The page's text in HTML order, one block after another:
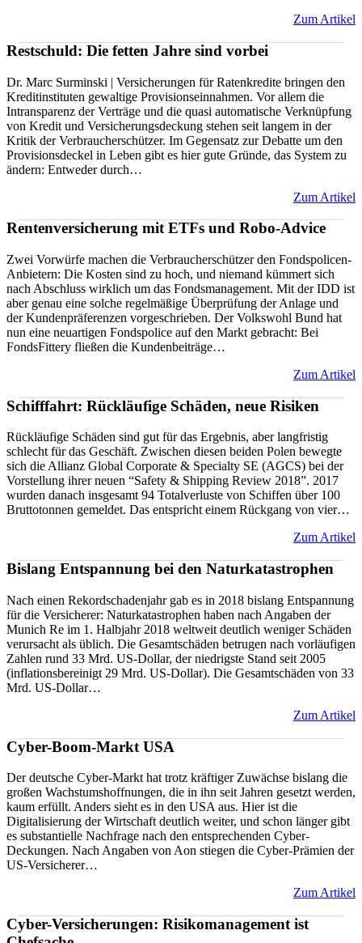
Zum Artikel
Restschuld: Die fetten Jahre sind vorbei
Dr. Marc Surminski | Versicherungen für Ratenkredite bringen den
Kreditinstituten gewaltige Provisionseinnahmen. Vor allem die
Intransparenz der Verträge und die quasi automatische Verknüpfung
von Kredit und Versicherungsdeckung stehen seit langem in der
Kritik der Verbraucherschützer. Im Gegensatz zur Debatte um den
Provisionsdeckel in Leben gibt es hier gute Gründe, das System zu
ändern: Entweder durch…
Zum Artikel
Rentenversicherung mit ETFs und Robo-Advice
Zwei Vorwürfe machen die Verbraucherschützer den Fondspolicen-
Anbietern: Die Kosten sind zu hoch, und niemand kümmert sich
nach Abschluss wirklich um das Fondsmanagement. Mit der IDD ist
aber genau eine solche regelmäßige Überprüfung der Anlage und
der Kundenpräferenzen vorgeschrieben. Der Volkswohl Bund hat
nun eine neuartigen Fondspolice auf den Markt gebracht: Bei
FondsFittery fließen die Kundenbeiträge…
Zum Artikel
Schifffahrt: Rückläufige Schäden, neue Risiken
Rückläufige Schäden sind gut für das Ergebnis, aber langfristig
schlecht für das Geschäft. Zwischen diesen beiden Polen bewegte
sich die Allianz Global Corporate & Specialty SE (AGCS) bei der
Vorstellung ihrer neuen “Safety & Shipping Review 2018”. 2017
wurden danach insgesamt 94 Totalverluste von Schiffen über 100
Bruttotonnen gemeldet. Das entspricht einem Rückgang von vier…
Zum Artikel
Bislang Entspannung bei den Naturkatastrophen
Nach einen Rekordschadenjahr gab es in 2018 bislang Entspannung
für die Versicherer: Naturkatastrophen haben nach Angaben der
Munich Re im 1. Halbjahr 2018 weltweit deutlich weniger Schäden
verursacht als üblich. Die Gesamtschäden betrugen nach vorläufigen
Zahlen rund 33 Mrd. US-Dollar, der niedrigste Stand seit 2005
(inflationsbereinigt 29 Mrd. US-Dollar). Die Gesamtschäden von 33
Mrd. US-Dollar…
Zum Artikel
Cyber-Boom-Markt USA
Der deutsche Cyber-Markt hat trotz kräftiger Zuwächse bislang die
großen Wachstumshoffnungen, die in ihn seit Jahren gesetzt werden,
kaum erfüllt. Anders sieht es in den USA aus. Hier ist die
Digitalisierung der Wirtschaft deutlich weiter, und schon länger gibt
es substantielle Nachfrage nach den entsprechenden Cyber-
Deckungen. Nach Angaben von Aon stiegen die Cyber-Prämien der
US-Versicherer…
Zum Artikel
Cyber-Versicherungen: Risikomanagement ist